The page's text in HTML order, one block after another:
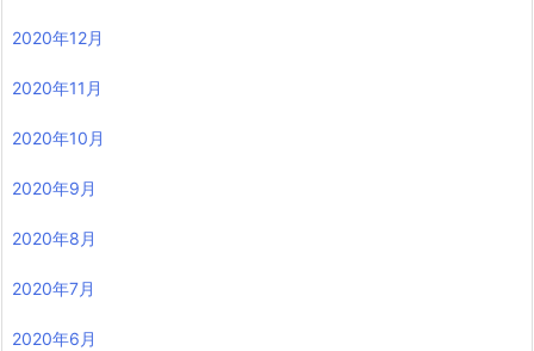
2020年12月
2020年11月
2020年10月
2020年9月
2020年8月
2020年7月
2020年6月